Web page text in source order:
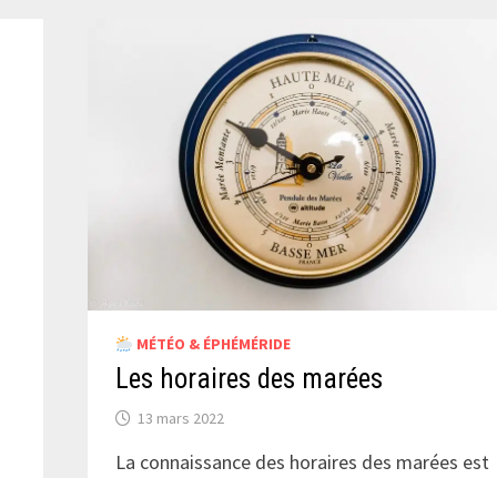
MÉTÉO & ÉPHÉMÉRIDE
Les horaires des marées
13 mars 2022
La connaissance des horaires des marées est